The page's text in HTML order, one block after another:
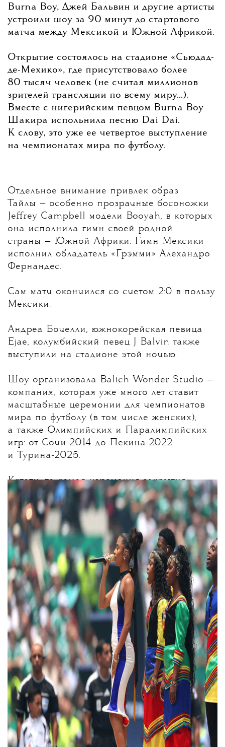
Burna Boy, Джей Бальвин и другие артисты
устроили шоу за 90 минут до стартового
матча между Мексикой и Южной Африкой.
Открытие состоялось на стадионе «Сьюдад-
де-Мехико», где присутствовало более
80 тысяч человек (не считая миллионов
зрителей трансляции по всему миру...).
Вместе с нигерийским певцом Burna Boy
Шакира испольнила песню Dai Dai.
К слову, это уже ее четвертое выступление
на чемпионатах мира по футболу.
Отдельное внимание привлек образ
Тайлы — особенно прозрачные босоножки
Jeffrey Campbell модели Booyah, в которых
она исполнила гимн своей родной
страны — Южной Африки. Гимн Мексики
исполнил обладатель «Грэмми» Алехандро
Фернандес.
Сам матч окончился со счетом 2:0 в пользу
Мексики.
Андреа Бочелли, южнокорейская певица
Ejae, колумбийский певец J Balvin также
выступили на стадионе этой ночью.
Шоу организовала Balich Wonder Studio —
компания, которая уже много лет ставит
масштабные церемонии для чемпионатов
мира по футболу (в том числе женских),
а также Олимпийских и Паралимпийских
игр: от Сочи-2014 до Пекина-2022
и Турина-2025.
Кстати, та самая церемония закрытия
Олимпиады-2014 с белым восьмиметровым
медведем, пустившим слезу под песню
«До свидания, наш ласковый мишка...» —
тоже их рук дело.
В этом году FIFA проведет три церемонии
открытия в странах-хозяйках — Мексике,
Канаде и США. Сегодня ожидаем шоу
в Торонто с участием певицы Аланис
Мориссетт. А затем — в Лос-Анджелесе
с хедлайнерами Кэти Перри, Лисой, Тайлой
и другими артистами.
Больше новостей о моде, красоте
и современной культуре — в телеграм-канале
The Blueprint News